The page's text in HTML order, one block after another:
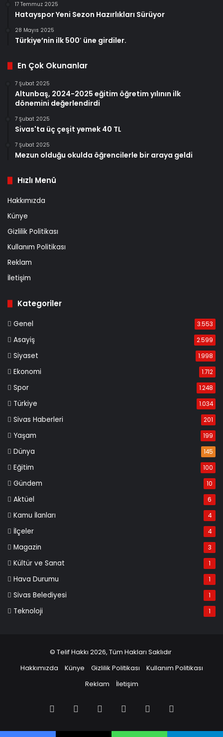
17 Temmuz 2025
Hatayspor Yeni Sezon Hazırlıkları Sürüyor
28 Mayıs 2025
Türkiye’nin ilk 500′ üne girdiler.
En Çok Okunanlar
7 Şubat 2025
Altunbaş, 2024-2025 eğitim öğretim yılının ilk
dönemini değerlendirdi
7 Şubat 2025
Sivas'ta üç çeşit yemek 40 TL
7 Şubat 2025
Mezun olduğu okulda öğrencilerle bir araya geldi
Hızlı Menü
Hakkımızda
Künye
Gizlilik Politikası
Kullanım Politikası
Reklam
İletişim
Kategoriler
Genel 3.553
Asayiş 2.599
Siyaset 1.998
Ekonomi 1.712
Spor 1.248
Türkiye 1.034
Sivas Haberleri 201
Yaşam 199
Dünya 145
Eğitim 100
Gündem 10
Aktüel 6
Kamu İlanları 4
İlçeler 4
Magazin 3
Kültür ve Sanat 1
Hava Durumu 1
Sivas Belediyesi 1
Teknoloji 1
© Telif Hakkı 2026, Tüm Hakları Saklıdır
Hakkımızda
Künye Gizlilik Politikası
Kullanım Politikası
Reklam
İletişim
Facebook PinterestLinkedInYouTube